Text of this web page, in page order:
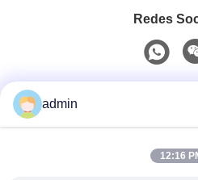
Redes
0086-551-65396351
admin
12:16